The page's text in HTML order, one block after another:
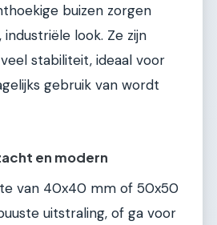
buizen zorgen
look. Ze zijn
stabiliteit, ideaal voor
gebruik van wordt
en modern
van 40x40 mm of 50x50
uitstraling, of ga voor